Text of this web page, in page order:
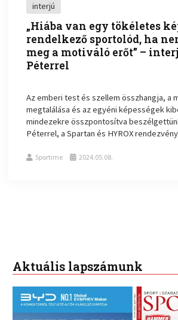
interjú
„Hiába van egy tökéletes
rendelkező sportolód, ha
meg a motiváló erőt” –
Péterrel
Az emberi test és szellem összhangja, a
megtalálása és az egyéni képességek
mindezekre összpontosítva
Péterrel, a Spartan és HYROX
Sportime 2024.05.08.
Aktuális lapszámunk